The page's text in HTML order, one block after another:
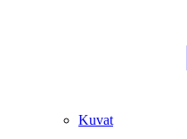
Kuvat